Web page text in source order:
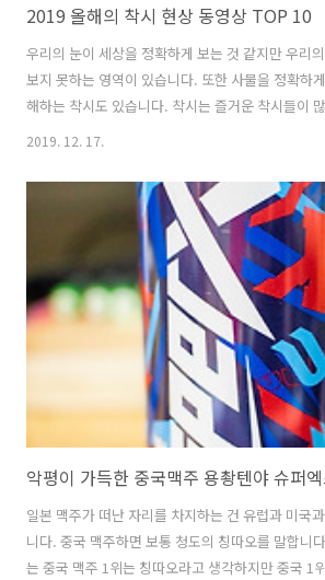
2019 올해의 착시 현상 동영상 TOP 10
우리의 눈이 세상을 정확하게 보는 것 같지만 우리
보지 못하는 영역이 있습니다. 또한 사물을 정확하
해하는 착시도 있습니다. 착시는 즐거운 착시들이 많
과학자와 안과, 신경과와 예술가가 올해의 착시 작
합니다. 10위 좌우 방향이 바뀌는 화살표 10위는
라서 좌우 방향이 바뀌거나 어느 방향으로도 보이는
니다. 처음에는 이게 뭔가 했는데 화장지 심을 엇갈
놓으니 화장지 심을 돌려놓아도 항상 같은 방향을
보면 화살표 방향이 9시 방향에서 방향이 바뀌는
2019. 12. 17.
악평이 가득한 중국맥주 용촹텐야 슈퍼
일본 맥주가 떠난 자리를 차지하는 건 유럽과 미국
니다. 중국 맥주하면 보통 청도의 칭따오를 말합니
는 중국 맥주 1위는 칭따오라고 생각하지만 중국 1